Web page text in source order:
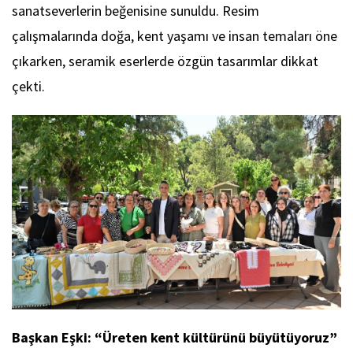
sanatseverlerin beğenisine sunuldu. Resim
çalışmalarında doğa, kent yaşamı ve insan temaları öne
çıkarken, seramik eserlerde özgün tasarımlar dikkat
çekti.
Başkan Eşki: “Üreten kent kültürünü büyütüyoruz”